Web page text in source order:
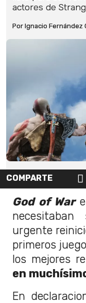
actores de
Por Ignacio Fernández
COMPARTE
God of War
urgente
primeros
los mejores
en
En